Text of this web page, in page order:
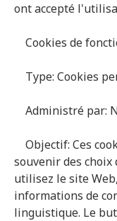
ont accepté
Cookies de
Type: Cookies
Administré par:
Objectif: Ces
souvenir des choix
utilisez le site
informations de
linguistique. Le